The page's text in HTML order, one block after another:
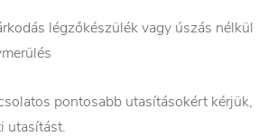
légzőkészülék vagy úszás nélkül
pontosabb utasításokért kérjük,
utasítást.